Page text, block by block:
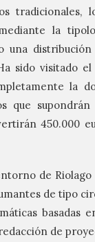
tradicionales,
la
una
sido visitado
la
que
450.000
de
de tipo
basadas
de